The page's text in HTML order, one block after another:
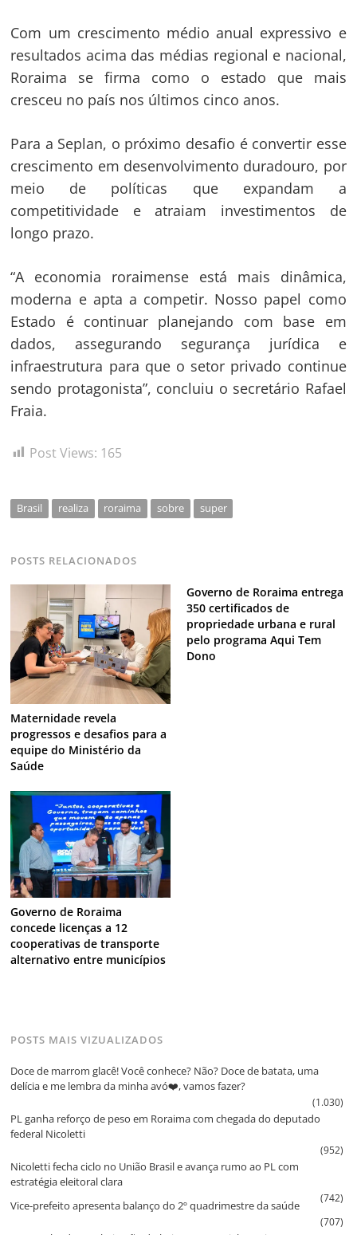
Com um crescimento médio anual expressivo e
resultados acima das médias regional e nacional,
Roraima se firma como o estado que mais
cresceu no país nos últimos cinco anos.
Para a Seplan, o próximo desafio é convertir esse
crescimento em desenvolvimento duradouro, por
meio de políticas que expandam a
competitividade e atraiam investimentos de
longo prazo.
“A economia roraimense está mais dinâmica,
moderna e apta a competir. Nosso papel como
Estado é continuar planejando com base em
dados, assegurando segurança jurídica e
infraestrutura para que o setor privado continue
sendo protagonista”, concluiu o secretário Rafael
Fraia.
Post Views: 165
Brasil realiza roraima sobre super
POSTS RELACIONADOS
Maternidade revela
progressos e desafios para a
equipe do Ministério da
Saúde
Governo de Roraima entrega
350 certificados de
propriedade urbana e rural
pelo programa Aqui Tem
Dono
Governo de Roraima
concede licenças a 12
cooperativas de transporte
alternativo entre municípios
POSTS MAIS VIZUALIZADOS
Doce de marrom glacê! Você conhece? Não? Doce de batata, uma
delícia e me lembra da minha avó❤️, vamos fazer?
(1.030)
PL ganha reforço de peso em Roraima com chegada do deputado
federal Nicoletti
(952)
Nicoletti fecha ciclo no União Brasil e avança rumo ao PL com
estratégia eleitoral clara
(742)
Vice‑prefeito apresenta balanço do 2º quadrimestre da saúde
(707)